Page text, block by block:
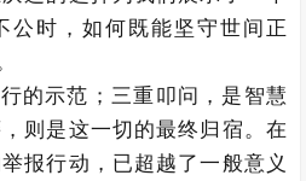
公时，如何既能坚守世间正
的示范；三重叩问，是智慧
则是这一切的最终归宿。在
报行动，已超越了一般意义